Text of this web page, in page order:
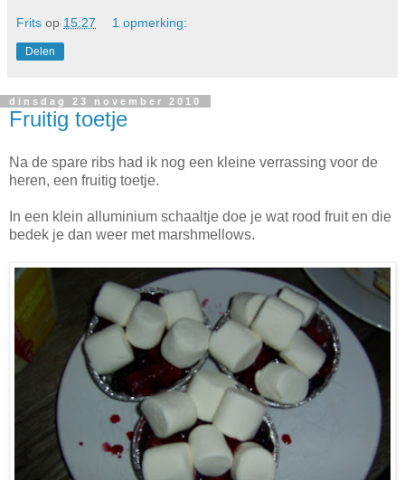
Frits op 15:27 1 opmerking:
Delen
dinsdag 23 november 2010
Fruitig toetje
Na de spare ribs had ik nog een kleine verrassing voor de
heren, een fruitig toetje.
In een klein alluminium schaaltje doe je wat rood fruit en die
bedek je dan weer met marshmellows.